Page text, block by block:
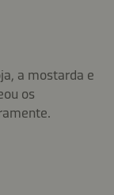
a mostarda e
os